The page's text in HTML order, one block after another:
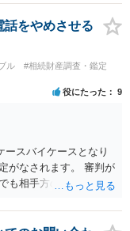
いう手続きを使って銀
産は、相続登記が済ん
義父様のつながりがわ
う手続きをすると、
り既に相続登記され
て登記名義を調べて
ますので、特に相場
連合会が設けていた
定数いると思います
話をやめさせる
ル
#相続財産調査・鑑定
役にたった 9
スバイケースとなり
がなされます。 審判が
も相手方の連絡が迷惑